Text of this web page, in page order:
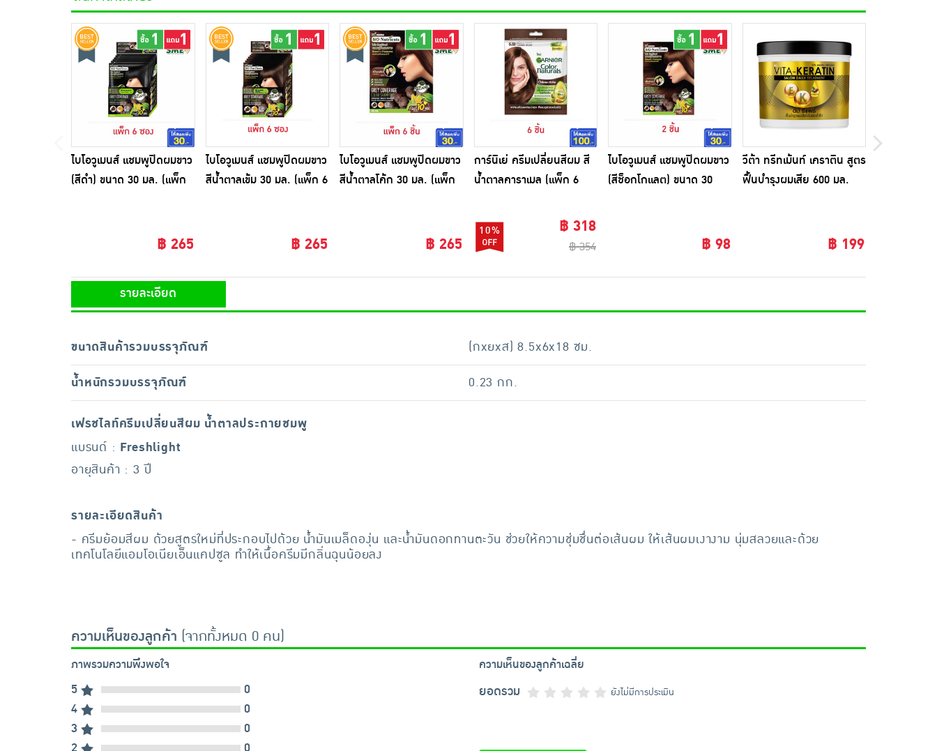
ไบโอวูเมนส์ แชมพูปิดผมขาว
(สีดำ) ขนาด 30 มล. (แพ็ก
฿ 265
ไบโอวูเมนส์ แชมพูปิดผมขาว
สีน้ำตาลเข้ม 30 มล. (แพ็ก 6
฿ 265
ไบโอวูเมนส์ แชมพูปิดผมขาว
สีน้ำตาลโค้ก 30 มล. (แพ็ก
฿ 265
การ์นิเย่ ครีมเปลี่ยนสีผม สี
น้ำตาลคาราเมล (แพ็ก 6
10% ฿ 318
฿ 354
ไบโอวูเมนส์ แชมพูปิดผมขาว
(สีช็อกโกแลต) ขนาด 30
฿ 98
วีต้า ทรีทเม้นท์ เคราติน สูตร
ฟื้นบำรุงผมเสีย 600 มล.
฿ 199
รายละเอียด
ขนาดสินค้ารวมบรรจุภัณฑ์
(กxยxส) 8.5x6x18 ซม.
น้ำหนักรวมบรรจุภัณฑ์
0.23 กก.
เฟรชไลท์ครีมเปลี่ยนสีผม น้ำตาลประกายชมพู
แบรนด์ : Freshlight
อายุสินค้า : 3 ปี
รายละเอียดสินค้า
- ครีมย้อมสีผม ด้วยสูตรใหม่ที่ประกอบไปด้วย น้ำมันเมล็ดองุ่น และน้ำมันดอกทานตะวัน ช่วยให้ความชุ่มชื่นต่อเส้นผม ให้เส้นผมเงางาม นุ่มสลวยและด้วย
เทคโนโลยีแอมโอเนียเอ็นแคปซูล ทำให้เนื้อครีมมีกลิ่นฉุนน้อยลง
ความเห็นของลูกค้า (จากทั้งหมด 0 คน)
ภาพรวมความพึงพอใจ
5
0
4
0
3
0
ความเห็นของลูกค้าเฉลี่ย
ยอดรวม ยังไม่มีการประเมิน